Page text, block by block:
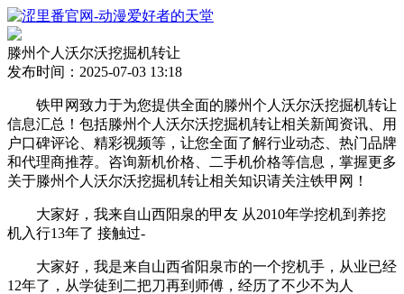
滕州个人沃尔沃挖掘机转让
发布时间：2025-07-03 13:18
铁甲网致力于为您提供全面的滕州个人沃尔沃挖掘机转让
信息汇总！包括滕州个人沃尔沃挖掘机转让相关新闻资讯、用
户口碑评论、精彩视频等，让您全面了解行业动态、热门品牌
和代理商推荐。咨询新机价格、二手机价格等信息，掌握更多
关于滕州个人沃尔沃挖掘机转让相关知识请关注铁甲网！
大家好，我来自山西阳泉的甲友 从2010年学挖机到养挖
机入行13年了 接触过-
大家好，我是来自山西省阳泉市的一个挖机手，从业已经
12年了，从学徒到二把刀再到师傅，经历了不少不为人